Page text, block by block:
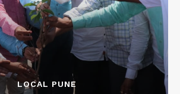
LOCAL PUNE